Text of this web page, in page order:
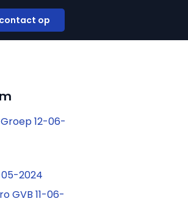
op
12-06-
05-2024
GVB 11-06-